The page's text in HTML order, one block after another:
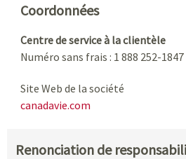
Coordonnées
Centre de service à la clientèle
Numéro sans frais : 1 888 252-1847
Site Web de la société
canadavie.com
Renonciation de